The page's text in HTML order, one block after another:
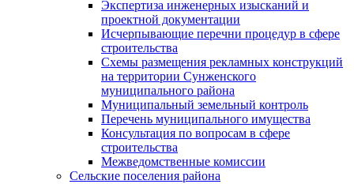
Экспертиза инженерных изысканий и
проектной документации
Исчерпывающие перечни процедур в сфере
строительства
Схемы размещения рекламных конструкций
на территории Сунженского
муниципального района
Муниципальный земельный контроль
Перечень муниципального имущества
Консультация по вопросам в сфере
строительства
Межведомственные комиссии
Сельские поселения района